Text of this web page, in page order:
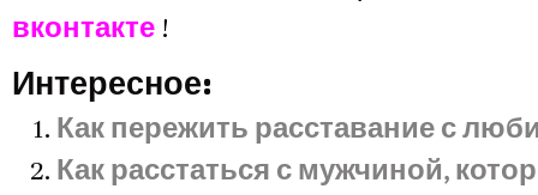
вконтакте !
Интересное:
Как пережить расставание с
Как расстаться с мужчиной,